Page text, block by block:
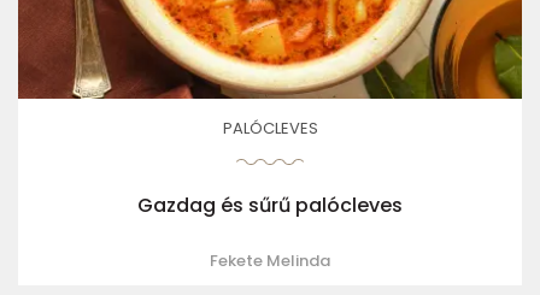
PALÓCLEVES
Gazdag és sűrű palócleves
Fekete Melinda